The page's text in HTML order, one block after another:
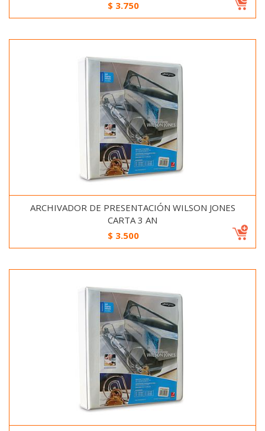
$ 3.750
ARCHIVADOR DE PRESENTACIÓN WILSON JONES
CARTA 3 AN
$ 3.500